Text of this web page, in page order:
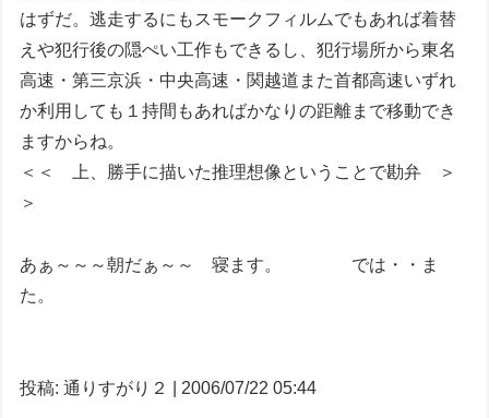
はずだ。逃走するにもスモークフィルムでもあれば着替
えや犯行後の隠ぺい工作もできるし、犯行場所から東名
高速・第三京浜・中央高速・関越道また首都高速いずれ
か利用しても１持間もあればかなりの距離まで移動でき
ますからね。
＜＜ 上、勝手に描いた推理想像ということで勘弁 ＞
＞
あぁ～～～朝だぁ～～ 寝ます。 では・・ま
た。
投稿: 通りすがり２ | 2006/07/22 05:44